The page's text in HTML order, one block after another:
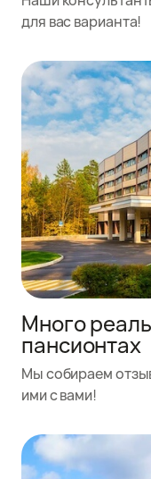
для вас варианта!
Много
пансионтах
Мы собираем
ими с вами!